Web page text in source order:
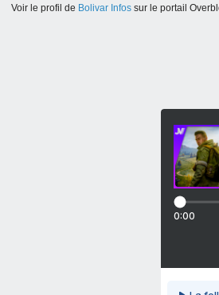
Voir le profil de Bolivar Infossur le portail
0:00